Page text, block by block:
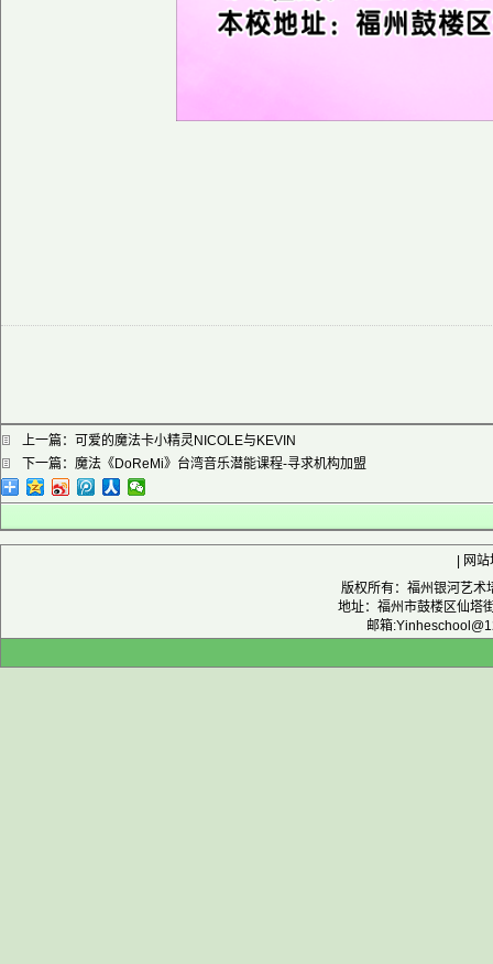
上一篇： 可爱的魔法卡小精灵NICOLE与KEVIN
下一篇： 魔法《DoReMi》台湾音乐潜能课程-寻求机构加盟
| 网
版权所有：福州银河艺
地址：福州市鼓楼区仙
邮箱